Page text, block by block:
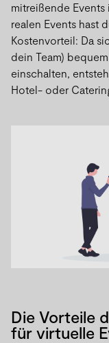
mitreißende Events
realen Events hast
Kostenvorteil: Da
dein Team)
einschalten,
Hotel- oder
Die Vorteile
für virtuelle